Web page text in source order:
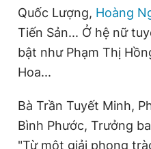
Quốc Lượng, Hoàng
Tiến Sản... Ở hệ nữ
bật như Phạm Thị
Hoa...
Bà Trần Tuyết Minh,
Bình Phước, Trưởng
"Từ một giải phong